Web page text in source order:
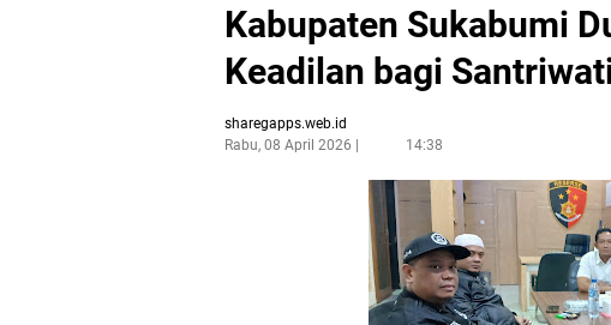
Kabupaten Sukabumi
Keadilan bagi
sharegapps.web.id
Rabu, 08 April 2026
14:38